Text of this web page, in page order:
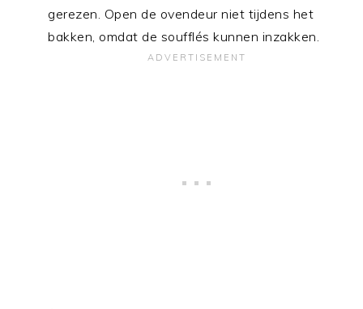
gerezen. Open de ovendeur niet tijdens het
bakken, omdat de soufflés kunnen inzakken.